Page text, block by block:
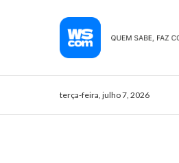
terça-feira, julho 7, 2026